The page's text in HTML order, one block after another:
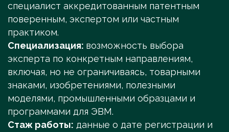
специалист аккредитованным патентным
поверенным, экспертом или частным
практиком.
Специализация: возможность выбора
эксперта по конкретным направлениям,
включая, но не ограничиваясь, товарными
знаками, изобретениями, полезными
моделями, промышленными образцами и
программами для ЭВМ.
Стаж работы: данные о дате регистрации и